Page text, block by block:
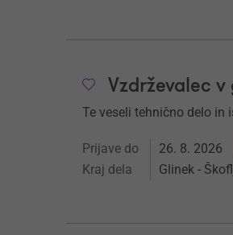
Vzdrževalec
Te veseli tehnično delo in
Prijave do 26. 8. 2026
Kraj dela Glinek -